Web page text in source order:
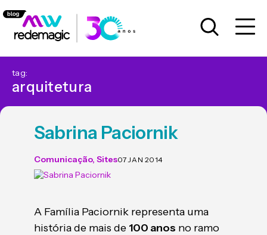
tag:
arquitetura
Sabrina Paciornik
Comunicação, Sites07 JAN 2014
A Família Paciornik representa uma
história de mais de 100 anos no ramo